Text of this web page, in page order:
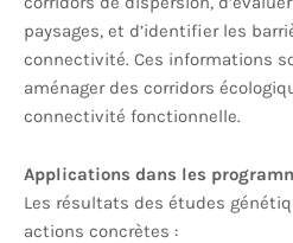
paysages, et d’identifier les
connectivité. Ces informations
aménager des corridors
connectivité fonctionnelle.
Applications dans les
Les résultats des études
actions concrètes :